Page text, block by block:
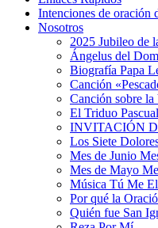
Intenciones de oración
Nosotros
2025 Jubileo de
Ángelus del
Biografía Papa
Canción
Canción sobre
El Triduo Pascual
INVITACIÓN
Los Siete
Mes de Junio
Mes de Mayo
Música Tú Me
Por qué la
Quién fue San